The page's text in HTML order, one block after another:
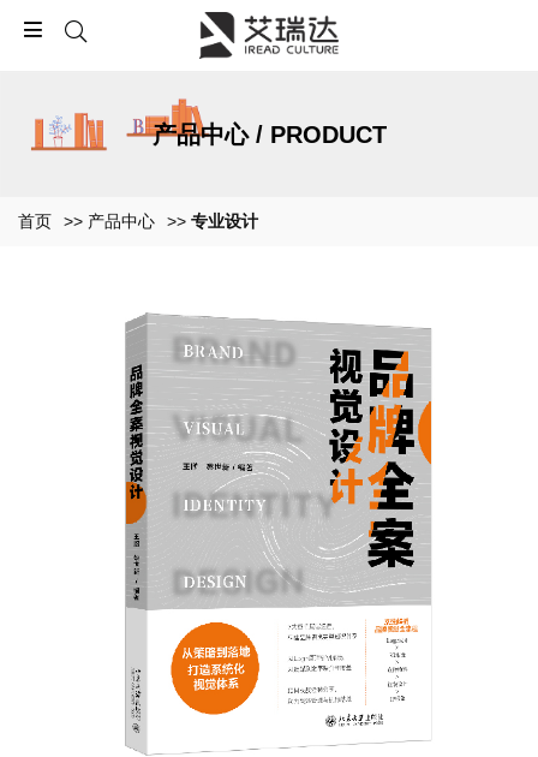
产品中心 / PRODUCT
首页 >> 产品中心 >> 专业设计